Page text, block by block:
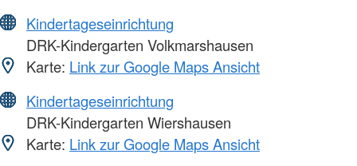
Kindertageseinrichtung
DRK-Kindergarten Volkmarshausen
Karte: Link zur Google Maps Ansicht
Kindertageseinrichtung
DRK-Kindergarten Wiershausen
Karte: Link zur Google Maps Ansicht